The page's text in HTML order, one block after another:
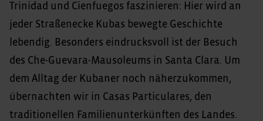
Trinidad und Cienfuegos faszinieren: Hier wird an
jeder Straßenecke Kubas bewegte Geschichte
lebendig. Besonders eindrucksvoll ist der Besuch
des Che-Guevara-Mausoleums in Santa Clara. Um
dem Alltag der Kubaner noch näherzukommen,
übernachten wir in Casas Particulares, den
traditionellen Familienunterkünften des Landes.